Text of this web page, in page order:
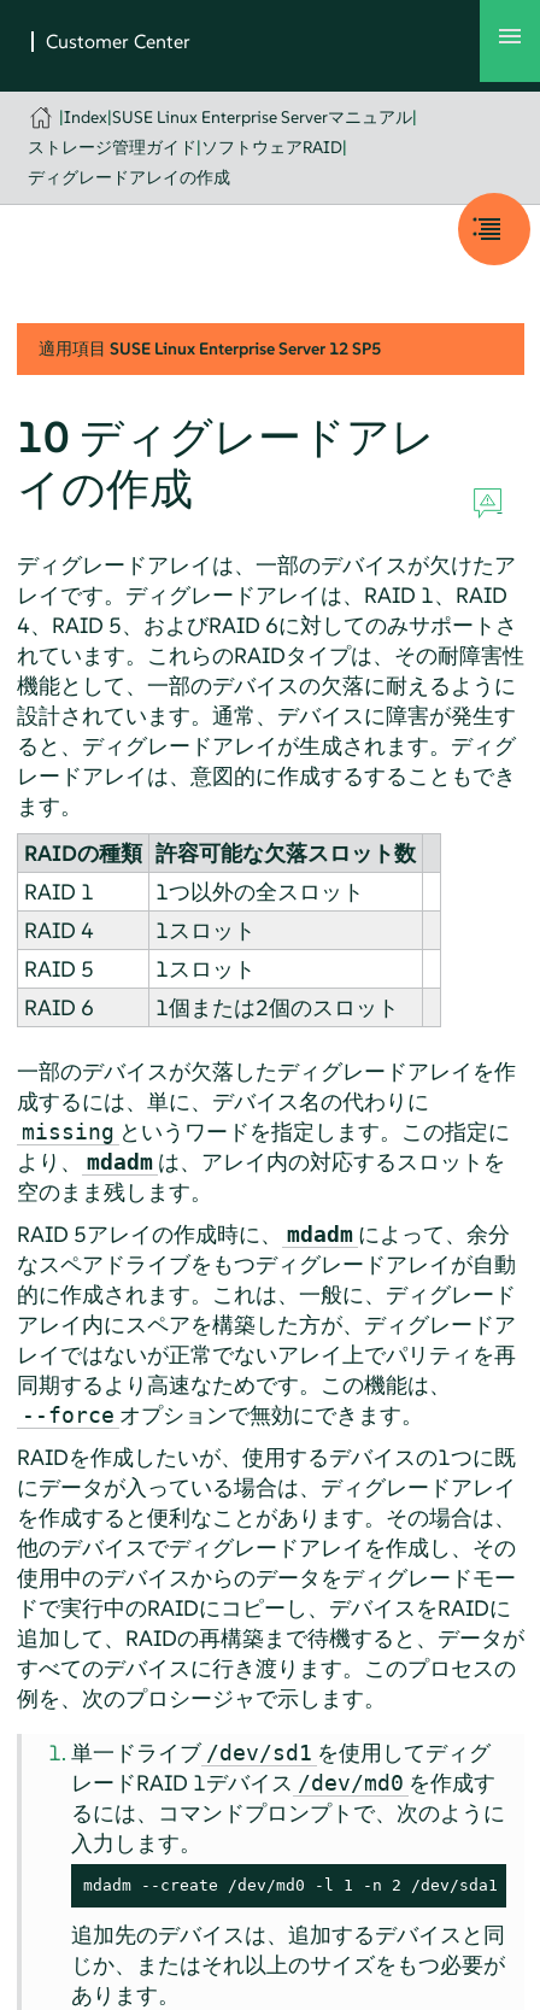
|Index|SUSE Linux Enterprise Serverマニュアル|
ストレージ管理ガイド|ソフトウェアRAID|
ディグレードアレイの作成
適用項目 SUSE Linux Enterprise Server 12 SP5
10 ディグレードアレ
イの作成
ディグレードアレイは、一部のデバイスが欠けたア
レイです。ディグレードアレイは、RAID 1、RAID
4、RAID 5、およびRAID 6に対してのみサポートさ
れています。これらのRAIDタイプは、その耐障害性
機能として、一部のデバイスの欠落に耐えるように
設計されています。通常、デバイスに障害が発生す
ると、ディグレードアレイが生成されます。ディグ
レードアレイは、意図的に作成するすることもでき
ます。
RAIDの種類 許容可能な欠落スロット数
RAID 1
1つ以外の全スロット
RAID 4
1スロット
RAID 5
1スロット
RAID 6
1個または2個のスロット
一部のデバイスが欠落したディグレードアレイを作
成するには、単に、デバイス名の代わりに
missing というワードを指定します。この指定に
より、
mdadm は、アレイ内の対応するスロットを
空のまま残します。
RAID 5アレイの作成時に、
mdadm によって、余分
なスペアドライブをもつディグレードアレイが自動
的に作成されます。これは、一般に、ディグレード
アレイ内にスペアを構築した方が、ディグレードア
レイではないが正常でないアレイ上でパリティを再
同期するより高速なためです。この機能は、
--force オプションで無効にできます。
RAIDを作成したいが、使用するデバイスの1つに既
にデータが入っている場合は、ディグレードアレイ
を作成すると便利なことがあります。その場合は、
他のデバイスでディグレードアレイを作成し、その
使用中のデバイスからのデータをディグレードモー
ドで実行中のRAIDにコピーし、デバイスをRAIDに
追加して、RAIDの再構築まで待機すると、データが
すべてのデバイスに行き渡ります。このプロセスの
例を、次のプロシージャで示します。
単一ドライブ /dev/sd1 を使用してディグ
レードRAID 1デバイス /dev/md0 を作成す
るには、コマンドプロンプトで、次のように
入力します。
mdadm --create /dev/md0 -l 1 -n 2 /dev/sda1
追加先のデバイスは、追加するデバイスと同
じか、またはそれ以上のサイズをもつ必要が
あります。